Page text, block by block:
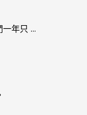
年只 ...